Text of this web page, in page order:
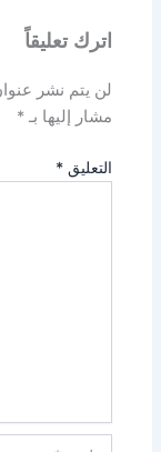
اترك تعليقاً
لن يتم نشر
مشار إليها بـ*
التعليق*